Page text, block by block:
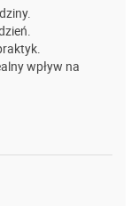
wpływ na